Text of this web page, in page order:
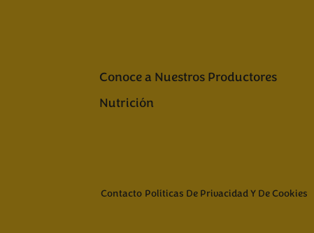
Conoce a Nuestros Productores
Nutrición
Contacto Políticas De Privacidad Y De Cookies